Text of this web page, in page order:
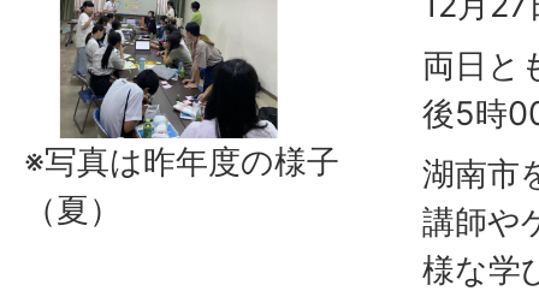
※写真は昨年度の様子
（夏）
両日と
後5時
湖南市
講師や
様な学